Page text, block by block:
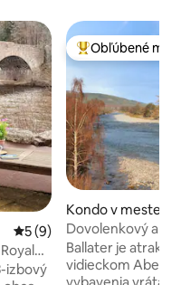
Priemerné ohodnotenie 5
5 (9)
izbový
Najobľúbenejšie
Obľúbené
Kondo v meste
ire
Dovolenkový
Ballater
Ballater je
vidieckom